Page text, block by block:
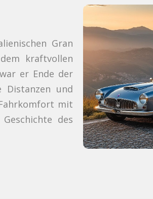
Gran
kraftvollen
er Ende der
Distanzen und
mit
des